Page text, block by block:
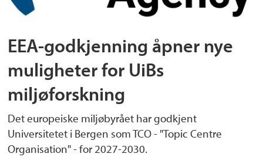
EEA-godkjenning åpner nye
muligheter for UiBs
miljøforskning
Det europeiske miljøbyrået har godkjent
Universitetet i Bergen som TCO - "Topic Centre
Organisation" - for 2027-2030.